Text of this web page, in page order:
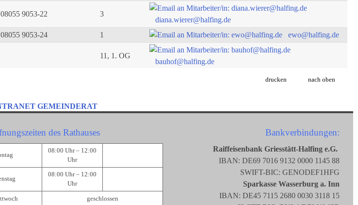
08055 9053-22 3
diana.wierer@halfing.de
08055 9053-24 1 ewo@halfing.de
11, 1. OG
bauhof@halfing.de
drucken nach oben
GEMEINDERAT
des Rathauses
08:00 Uhr – 12:00
Uhr
08:00 Uhr – 12:00
Uhr
geschlossen
Bankverbindungen:
Raiffeisenbank Griesstätt-Halfing e.G.
IBAN: DE69 7016 9132 0000 1145 88
SWIFT-BIC: GENODEF1HFG
Sparkasse Wasserburg a. Inn
IBAN: DE45 7115 2680 0030 3118 15